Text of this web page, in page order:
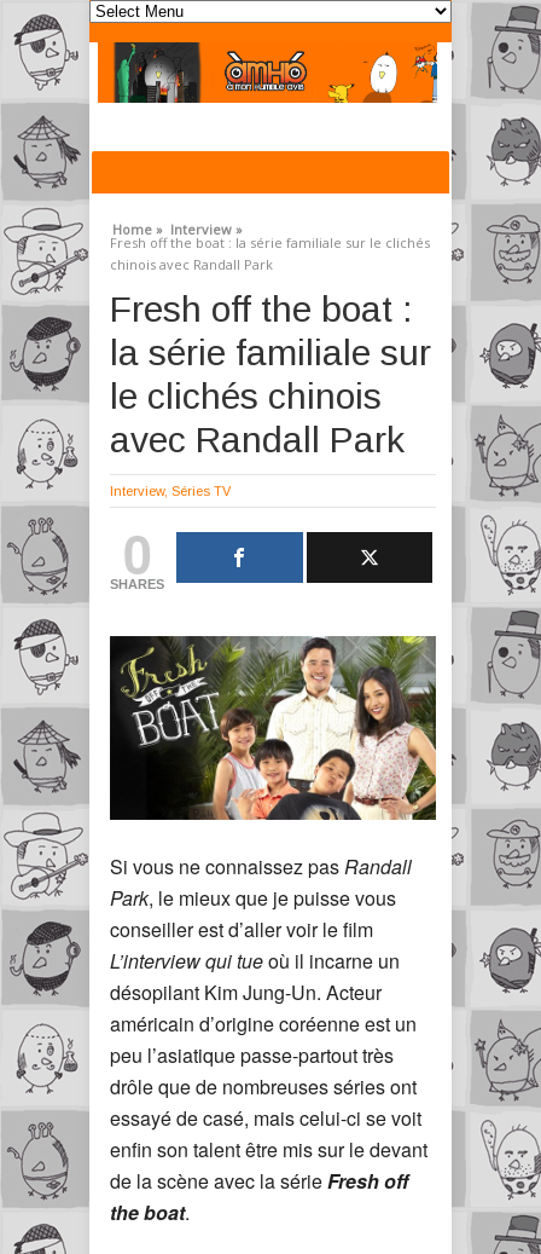
Home » Interview »
Fresh off the boat : la série familiale sur le clichés
chinois avec Randall Park
Fresh off the boat :
la série familiale sur
le clichés chinois
avec Randall Park
Interview, Séries TV
0
SHARES
Si vous ne connaissez pasRandall
Park, le mieux que je puisse vous
conseiller est d’aller voir le film
L’interview qui tueoù il incarne un
désopilant Kim Jung-Un. Acteur
américain d’origine coréenne est un
peu l’asiatique passe-partout très
drôle que de nombreuses séries ont
essayé de casé, mais celui-ci se voit
enfin son talent être mis sur le devant
de la scène avec la sérieFresh off
the boat.